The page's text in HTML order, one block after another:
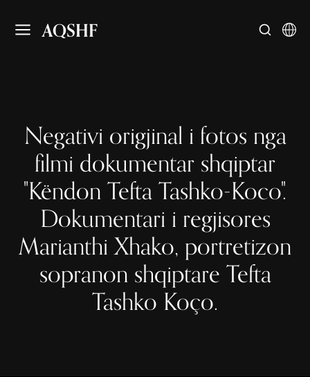
AQSHF
Negativi origjinal i fotos nga
filmi dokumentar shqiptar
"Këndon Tefta Tashko-Koco".
Dokumentari i regjisores
Marianthi Xhako, portretizon
sopranon shqiptare Tefta
Tashko Koço.